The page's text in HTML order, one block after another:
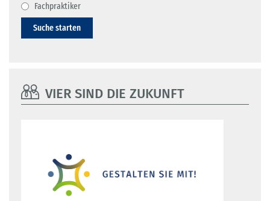
Fachpraktiker
Suche starten
VIER SIND DIE ZUKUNFT